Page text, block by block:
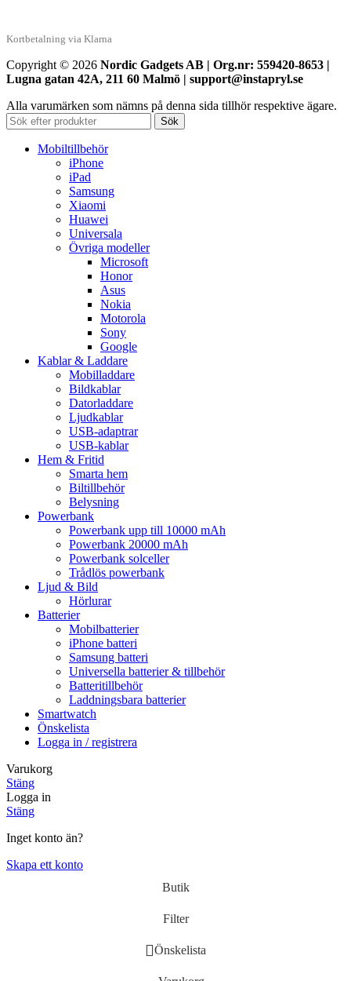
Kortbetalning via Klarna
Copyright © 2026 Nordic Gadgets AB | Org.nr: 559420-8653 |
Lugna gatan 42A, 211 60 Malmö | support@instapryl.se
Alla varumärken som nämns på denna sida tillhör respektive ägare.
Sök
Mobiltillbehör
iPhone
iPad
Samsung
Xiaomi
Huawei
Universala
Övriga modeller
Microsoft
Honor
Asus
Nokia
Motorola
Sony
Google
Kablar & Laddare
Mobilladdare
Bildkablar
Datorladdare
Ljudkablar
USB-adaptrar
USB-kablar
Hem & Fritid
Smarta hem
Biltillbehör
Belysning
Powerbank
Powerbank upp till 10000 mAh
Powerbank 20000 mAh
Powerbank solceller
Trådlös powerbank
Ljud & Bild
Hörlurar
Batterier
Mobilbatterier
iPhone batteri
Samsung batteri
Universella batterier & tillbehör
Batteritillbehör
Laddningsbara batterier
Smartwatch
Önskelista
Logga in / registrera
Varukorg
Stäng
Logga in
Stäng
Inget konto än?
Skapa ett konto
Butik
Filter
Önskelista